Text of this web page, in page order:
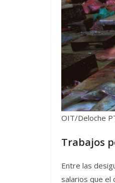
OIT/Deloche
Trabajos
Entre las
salarios que el